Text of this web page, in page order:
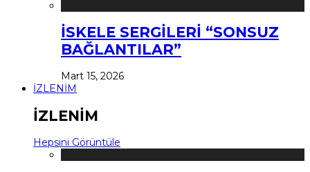
İSKELE SERGİLERİ “SONSUZ
BAĞLANTILAR”
Mart 15, 2026
İZLENİM
İZLENİM
Hepsini Görüntüle